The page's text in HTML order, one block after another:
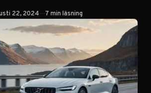
effekt till
förbättrad
körkänsla, här är
allt du behöver
veta. Klicka för
att boosta din
Volvo!
22, 2024 7 min läsning